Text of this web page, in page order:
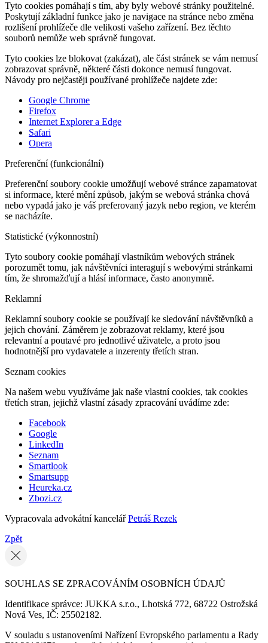
Tyto cookies pomáhají s tím, aby byly webové stránky použitelné.
Poskytují základní funkce jako je navigace na stránce nebo změna
rozlišení prohlížeče dle velikosti vašeho zařízení. Bez těchto
souborů nemůže web správně fungovat.
Tyto cookies lze blokovat (zakázat), ale část stránek se vám nemusí
zobrazovat správně, některé části dokonce nemusí fungovat.
Návody pro nejčastěji používané prohlížeče najdete zde:
Google Chrome
Firefox
Internet Explorer a Edge
Safari
Opera
Preferenční (funkcionální)
Preferenční soubory cookie umožňují webové stránce zapamatovat
si informace, které mění způsob, jakým se webová stránka chová
nebo vypadá jako je váš preferovaný jazyk nebo region, ve kterém
se nacházíte.
Statistické (výkonnostní)
Tyto soubory cookie pomáhají vlastníkům webových stránek
porozumět tomu, jak návštěvníci interagují s webovými stránkami
tím, že shromažďují a hlásí informace, často anonymně.
Reklamní
Reklamní soubory cookie se používají ke sledování návštěvníků a
jejich chování. Záměrem je zobrazovat reklamy, které jsou
relevantní a poutavé pro jednotlivé uživatele, a proto jsou
hodnotnější pro vydavatele a inzerenty třetích stran.
Seznam cookies
Na našem webu využíváme jak naše vlastní cookies, tak cookies
třetích stran, jejichž vlastní zásady zpracování uvádíme zde:
Facebook
Google
LinkedIn
Seznam
Smartlook
Smartsupp
Heureka.cz
Zbozi.cz
Vypracovala advokátní kancelářPetráš Rezek
Zpět
SOUHLAS SE ZPRACOVÁNÍM OSOBNÍCH ÚDAJŮ
Identifikace správce: JUKKA s.r.o., Lhotská 772, 68722 Ostrožská
Nová Ves, IČ: 25502182.
V souladu s ustanoveními Nařízení Evropského parlamentu a Rady